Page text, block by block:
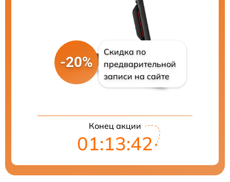
-20%
Скидка по
предварительной
записи на сайте
Конец акции
01:13:41